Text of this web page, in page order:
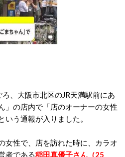
、大阪市北区のJR天満駅前にあ
」の店内で「店のオーナーの女性
う通報が入りました。
女性で、店を訪れた時に、カラオ
者である稲田真優子さん（25